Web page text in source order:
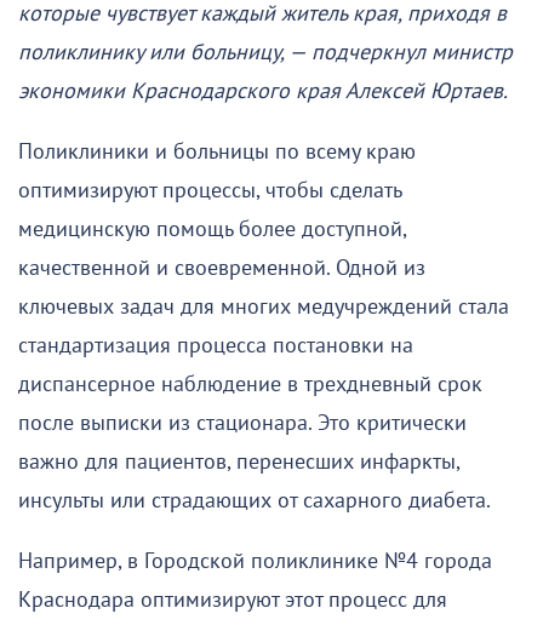
которые чувствует каждый житель края, приходя в
поликлинику или больницу, — подчеркнул министр
экономики Краснодарского края Алексей Юртаев.
Поликлиники и больницы по всему краю
оптимизируют процессы, чтобы сделать
медицинскую помощь более доступной,
качественной и своевременной. Одной из
ключевых задач для многих медучреждений стала
стандартизация процесса постановки на
диспансерное наблюдение в трехдневный срок
после выписки из стационара. Это критически
важно для пациентов, перенесших инфаркты,
инсульты или страдающих от сахарного диабета.
Например, в Городской поликлинике №4 города
Краснодара оптимизируют этот процесс для